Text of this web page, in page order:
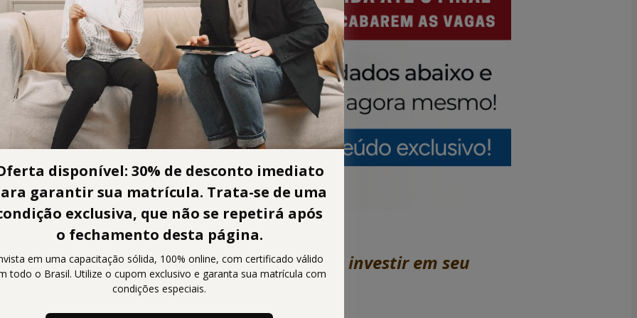
disponível: 30% de desconto imediato
garantir sua matrícula. Trata-se de uma
exclusiva, que não se repetirá após
o fechamento desta página.
em uma capacitação sólida, 100% online, com certificado válido
todo o Brasil. Utilize o cupom exclusivo e garanta sua matrícula com
condições especiais.
de aprimorar seus conhecimentos e investir em seu
Inscreva-se agora e comece a estudar!